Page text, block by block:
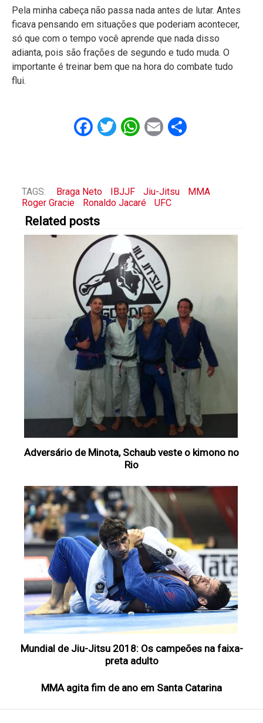
Pela minha cabeça não passa nada antes de lutar. Antes
ficava pensando em situações que poderiam acontecer,
só que com o tempo você aprende que nada disso
adianta, pois são frações de segundo e tudo muda. O
importante é treinar bem que na hora do combate tudo
flui.
Facebook
Twitter
WhatsApp
EmailShare
TAGS: Braga Neto IBJJF Jiu-Jitsu
MMA
Roger Gracie
Ronaldo Jacaré UFC
Related posts
Adversário de Minota, Schaub veste o kimono no
Rio
Mundial de Jiu-Jitsu 2018: Os campeões na faixa-
preta adulto
MMA agita fim de ano em Santa Catarina